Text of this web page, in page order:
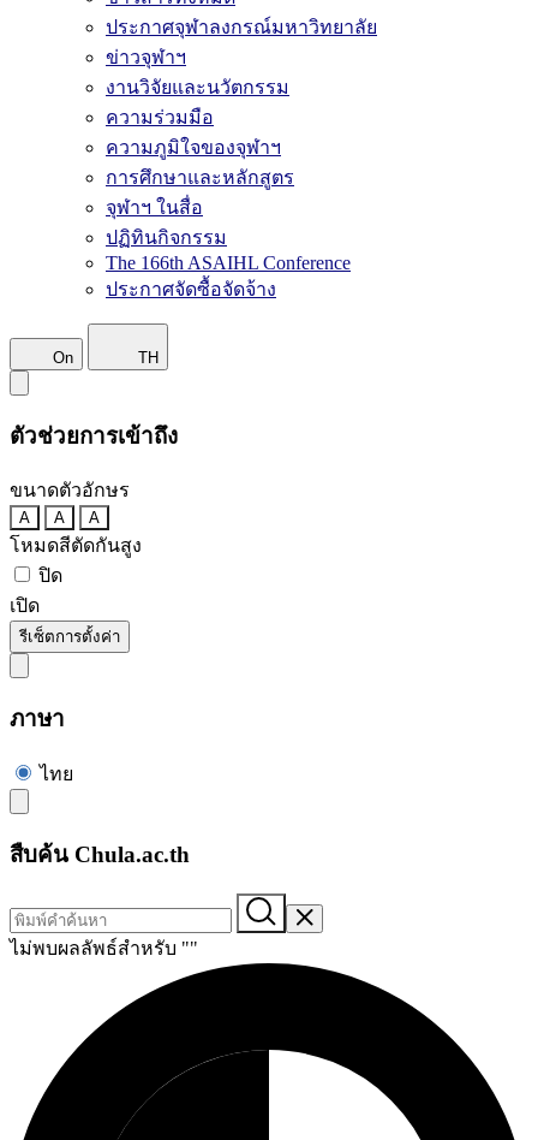
ประกาศจุฬาลงกรณ์มหาวิทยาลัย
ข่าวจุฬาฯ
งานวิจัยและนวัตกรรม
ความร่วมมือ
ความภูมิใจของจุฬาฯ
การศึกษาและหลักสูตร
จุฬาฯ ในสื่อ
ปฏิทินกิจกรรม
The 166th ASAIHL Conference
ประกาศจัดซื้อจัดจ้าง
On TH
ตัวช่วยการเข้าถึง
ขนาดตัวอักษร
A A A
โหมดสีตัดกันสูง
ปิด
เปิด
รีเซ็ตการตั้งค่า
ภาษา
ไทย
สืบค้น Chula.ac.th
ไม่พบผลลัพธ์สำหรับ ""